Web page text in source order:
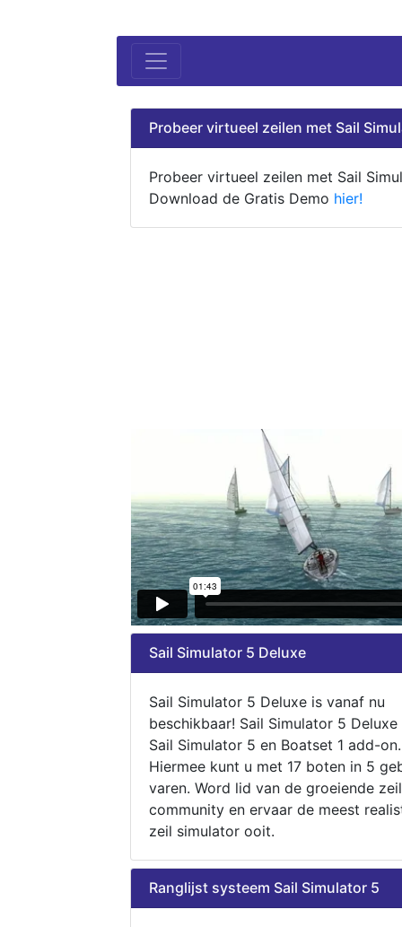
Probeer virtueel zeilen met Sail
Probeer virtueel zeilen met Sail
Download de Gratis Demo hier!
Sail Simulator 5 Deluxe
Sail Simulator 5 Deluxe is vanaf nu
beschikbaar! Sail Simulator 5
Sail Simulator 5 en Boatset 1 add-on.
Hiermee kunt u met 17 boten in 5
varen. Word lid van de groeiende zeil
community en ervaar de meest
zeil simulator ooit.
Ranglijst systeem Sail Simulator 5